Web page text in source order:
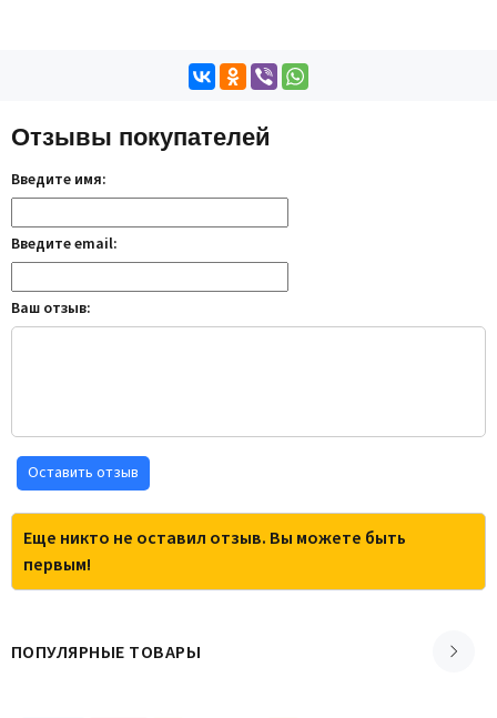
Отзывы покупателей
Введите имя:
Введите email:
Ваш отзыв:
Оставить отзыв
Еще никто не оставил отзыв. Вы можете быть
первым!
ПОПУЛЯРНЫЕ ТОВАРЫ